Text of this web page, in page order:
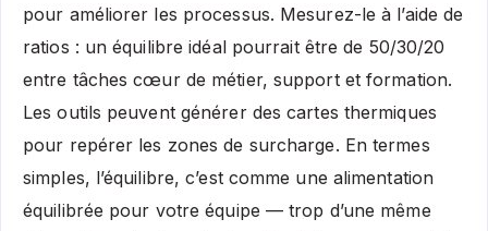
pour améliorer les processus. Mesurez-le à l’aide de
ratios : un équilibre idéal pourrait être de 50/30/20
entre tâches cœur de métier, support et formation.
Les outils peuvent générer des cartes thermiques
pour repérer les zones de surcharge. En termes
simples, l’équilibre, c’est comme une alimentation
équilibrée pour votre équipe — trop d’une même